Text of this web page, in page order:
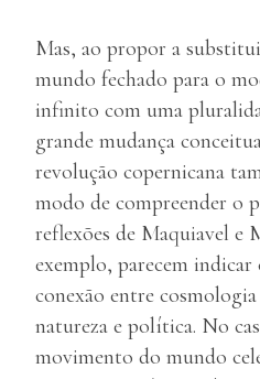
Mas, ao propor a
mundo fechado para o
infinito com uma
grande mudança
revolução copernicana
modo de compreender o
reflexões de Maquiavel e
exemplo, parecem
conexão entre
natureza e política. No
movimento do mundo